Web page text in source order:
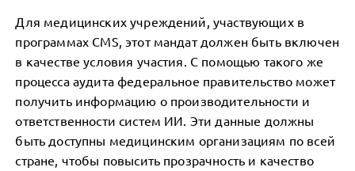
Для медицинских учреждений, участвующих в
программах CMS, этот мандат должен быть включен
в качестве условия участия. С помощью такого же
процесса аудита федеральное правительство может
получить информацию о производительности и
ответственности систем ИИ. Эти данные должны
быть доступны медицинским организациям по всей
стране, чтобы повысить прозрачность и качество